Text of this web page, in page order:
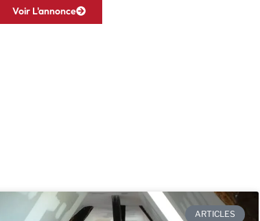
Voir L'annonce
ARTICLES